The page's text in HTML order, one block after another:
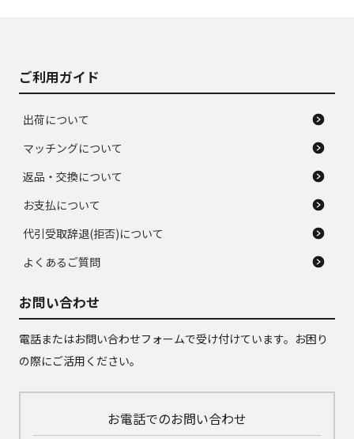
ご利用ガイド
出荷について
マッチングについて
返品・交換について
お支払について
代引受取辞退(拒否)について
よくあるご質問
お問い合わせ
電話またはお問い合わせフォームで受け付けています。お困り
の際にご活用ください。
お電話でのお問い合わせ